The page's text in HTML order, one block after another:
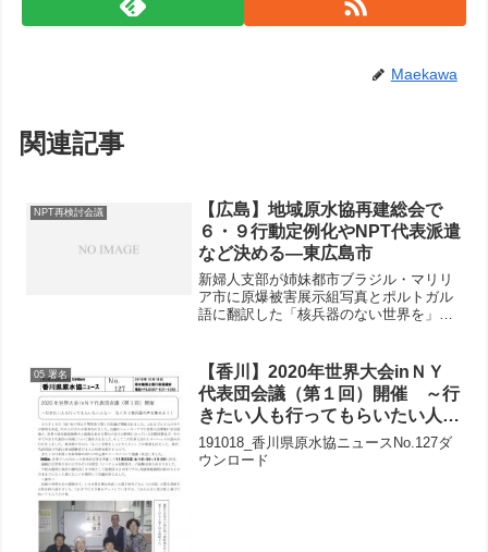
Maekawa
関連記事
NPT再検討会議
【広島】地域原水協再建総会で
６・９行動定例化やNPT代表派遣
など決める―東広島市
新婦人支部が姉妹都市ブラジル・マリリ
ア市に原爆被害展示組写真とポルトガル
語に翻訳した「核兵器のない世界を」署
いた東広島市では10月25日、地域原水協
の再建総会が同市中央...
05 署名
【香川】2020年世界大会inＮＹ
代表団会議（第１回）開催 ～行
きたい人も行ってもらいたい人も
～ なくそう核兵器の声を集めよ
う！
191018_香川県原水協ニュースNo.127ダ
ウンロード